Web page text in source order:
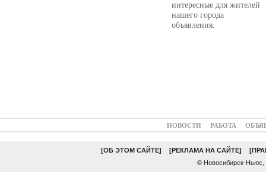
интересные для жителей
нашего города
объявления.
НОВОСТИ РАБОТА
[ОБ ЭТОМ САЙТЕ] [РЕКЛАМА НА САЙТЕ]
© Новосибирск-Ньюс,